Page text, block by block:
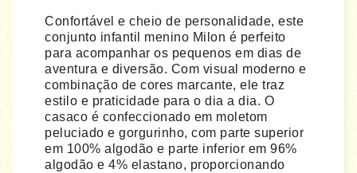
Confortável e cheio de personalidade, este
conjunto infantil menino Milon é perfeito
para acompanhar os pequenos em dias de
aventura e diversão. Com visual moderno e
combinação de cores marcante, ele traz
estilo e praticidade para o dia a dia. O
casaco é confeccionado em moletom
peluciado e gorgurinho, com parte superior
em 100% algodão e parte inferior em 96%
algodão e 4% elastano, proporcionando